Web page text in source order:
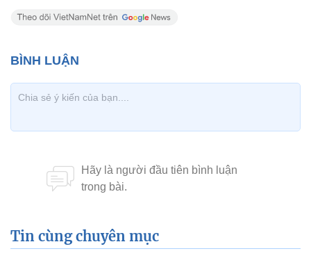
Tin cùng chuyên mục